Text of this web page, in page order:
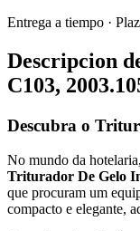
Entrega a tiempo ·
Descripcion
C103,
Descubra o
No mundo da
Triturador De Gelo
que procuram um
compacto e elegante,